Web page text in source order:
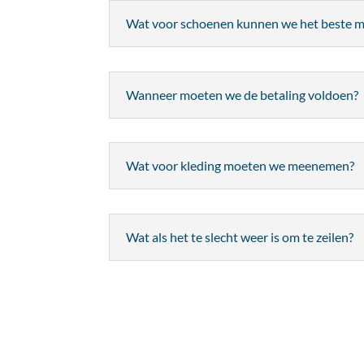
Wat voor schoenen kunnen we het beste
Wanneer moeten we de betaling voldoen?
Wat voor kleding moeten we meenemen?
Wat als het te slecht weer is om te zeilen?